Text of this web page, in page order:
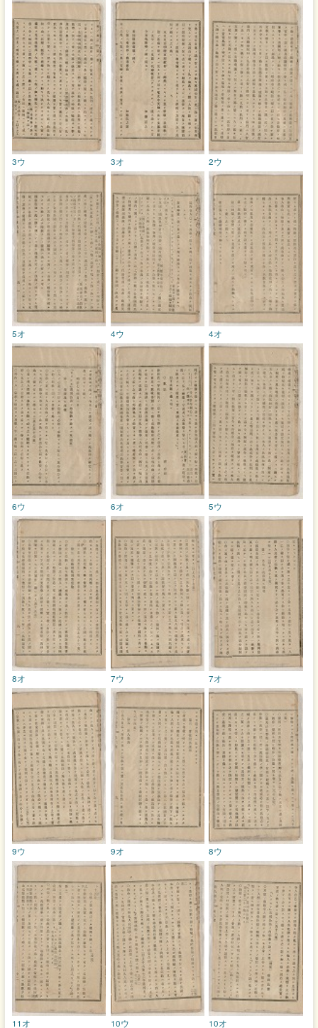
2ウ
3オ
3ウ
4オ
4ウ
5オ
5ウ
6オ
6ウ
7オ
7ウ
8オ
8ウ
9オ
9ウ
10オ
10ウ
11オ